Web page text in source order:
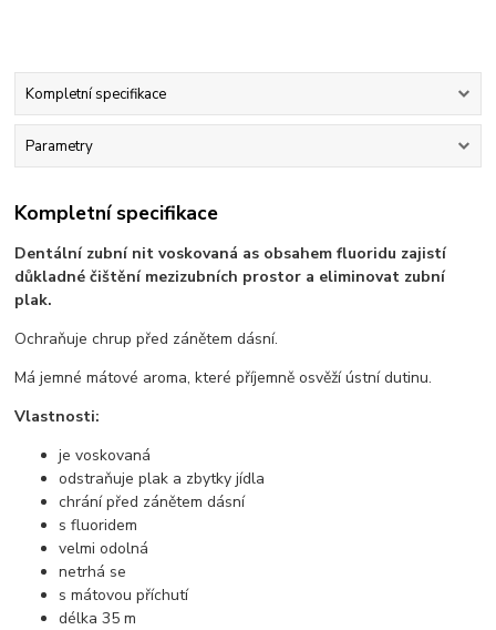
Kompletní specifikace
Parametry
Kompletní specifikace
Dentální zubní nit voskovaná as obsahem fluoridu zajistí
důkladné čištění mezizubních prostor a eliminovat zubní
plak.
Ochraňuje chrup před zánětem dásní.
Má jemné mátové aroma, které příjemně osvěží ústní dutinu.
Vlastnosti:
je voskovaná
odstraňuje plak a zbytky jídla
chrání před zánětem dásní
s fluoridem
velmi odolná
netrhá se
s mátovou příchutí
délka 35 m